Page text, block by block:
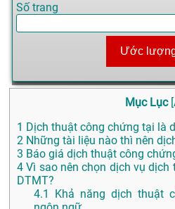
Số trang
Ước
Mục Lục [
1 Dịch thuật công chứng tại là
2 Những tài liệu nào thì nên
3 Báo giá dịch thuật công
4 Vì sao nên chọn dịch vụ
DTMT?
4.1
Khả năng dịch thuật